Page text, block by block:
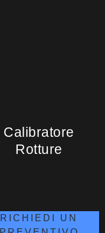
Calibratore
Rotture
RICHIEDI UN